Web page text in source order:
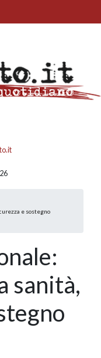
e sostegno
sanità,